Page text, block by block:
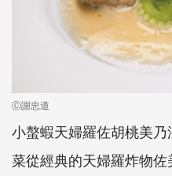
Ⓒ謝忠道
小螯蝦天婦羅佐胡桃美
菜從經典的天婦羅炸物